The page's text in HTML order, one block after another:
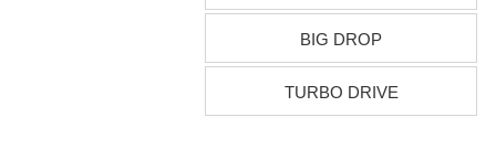
BIG DROP
TURBO DRIVE